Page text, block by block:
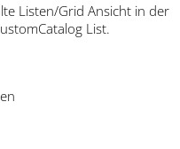
Listen/Grid Ansicht in der
List.